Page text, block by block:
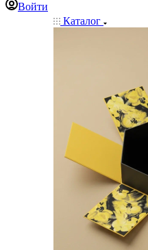
Войти
Каталог